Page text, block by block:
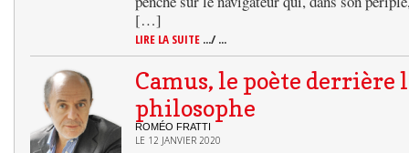
[…]
LIRE LA SUITE .../ ...
Camus, le poète derrière
philosophe
ROMÉO FRATTI
LE 12 JANVIER 2020